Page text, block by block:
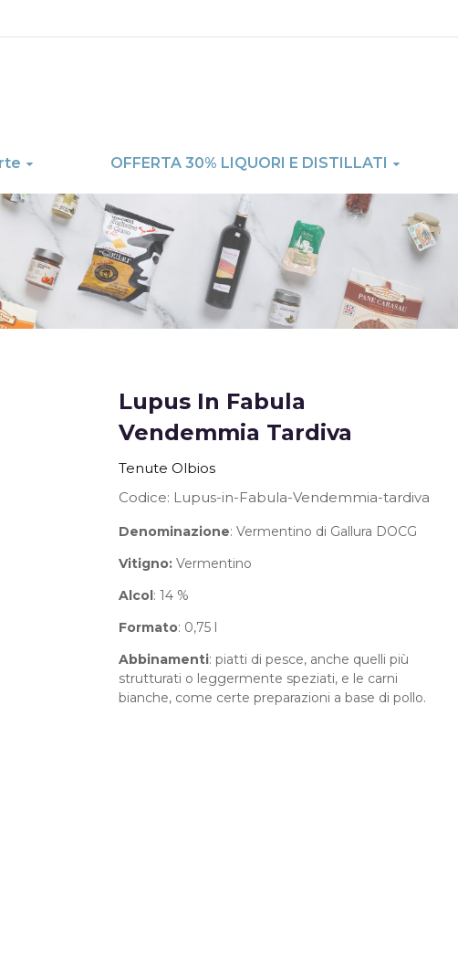
OFFERTA 30% LIQUORI E DISTILLATI
gallery
Lupus In Fabula
Vendemmia Tardiva
Tenute Olbios
Codice Lupus-in-Fabula-Vendemmia-tardiva
Denominazione: Vermentino di Gallura DOCG
Vitigno: Vermentino
Alcol: 14 %
Formato: 0,75 l
Abbinamenti: piatti di pesce, anche quelli più
strutturati o leggermente speziati, e le carni
bianche, come certe preparazioni a base di pollo.